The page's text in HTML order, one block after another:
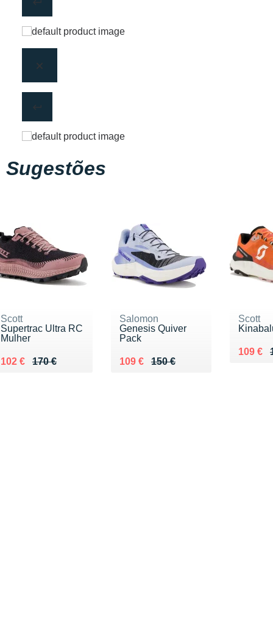
Sugestões
Scott
Supertrac Ultra RC
Mulher
170 €
Au lieu de 170 €
102 €
Vendu 102 €
Salomon
Genesis Quiver
Pack
150 €
Au lieu de 150 €
109 €
Vendu 109 €
Scott
Au lieu
109 €
Vendu